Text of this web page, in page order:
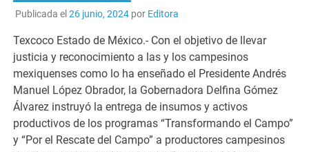
Publicada el 26 junio, 2024por Editora
Texcoco Estado de México.- Con el objetivo de llevar
justicia y reconocimiento a las y los campesinos
mexiquenses como lo ha enseñado el Presidente Andrés
Manuel López Obrador, la Gobernadora Delfina Gómez
Álvarez instruyó la entrega de insumos y activos
productivos de los programas “Transformando el Campo”
y “Por el Rescate del Campo” a productores campesinos